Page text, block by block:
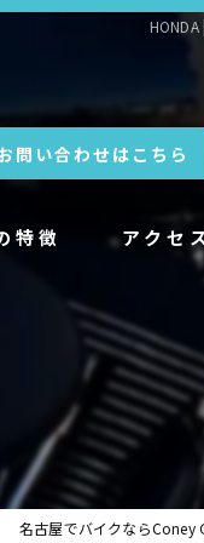
問い合わせはこちら
特徴
ス
アクセ
名古屋でバイクならConey